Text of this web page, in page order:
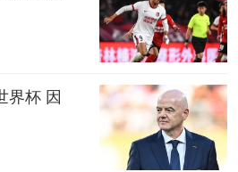
界杯 因